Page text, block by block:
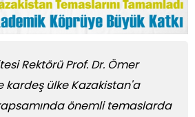
Rektörü Prof. Dr. Ömer
kardeş ülke Kazakistan'a
önemli temaslarda